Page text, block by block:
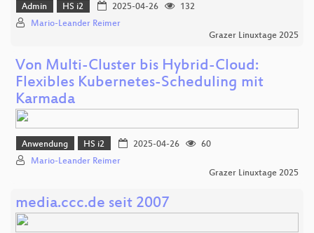
Admin HS i2 2025-04-26
132
Mario-Leander Reimer
Grazer Linuxtage 2025
Von Multi-Cluster bis Hybrid-Cloud:
Flexibles Kubernetes-Scheduling mit
Karmada
Anwendung HS i2 2025-04-26
60
Mario-Leander Reimer
Grazer Linuxtage 2025
media.ccc.de seit 2007